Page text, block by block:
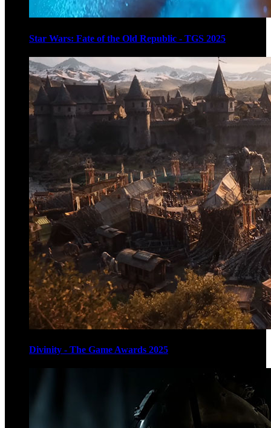
Star Wars: Fate of the Old Republic - TGS 2025
Divinity - The Game Awards 2025